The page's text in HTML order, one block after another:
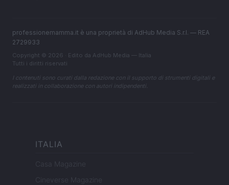
professionemamma.it è una proprietà di AdHub Media S.r.l. — REA
2729933
Copyright © 2026 · Edito da AdHub Media — Italia
Tutti i diritti riservati
I contenuti sono curati dalla redazione con il supporto di strumenti digitali e
realizzati in collaborazione con autori indipendenti.
ITALIA
Casa Magazine
Cineverse Magazine